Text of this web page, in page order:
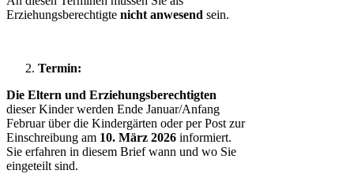
Erziehungsberechtigte nicht anwesend sein.
Termin:
Die Eltern und Erziehungsberechtigten
dieser Kinder werden Ende Januar/Anfang
Februar über die Kindergärten oder per Post zur
Einschreibung am 10. März 2026 informiert.
Sie erfahren in diesem Brief wann und wo Sie
eingeteilt sind.